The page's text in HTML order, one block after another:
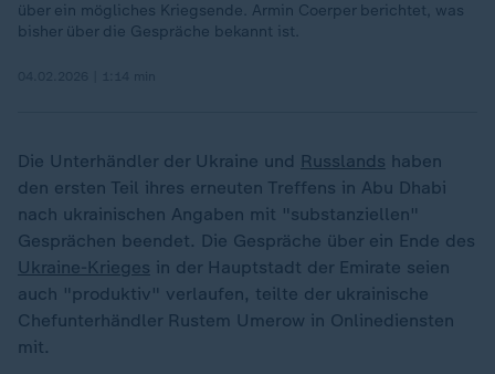
über ein mögliches Kriegsende. Armin Coerper berichtet, was
bisher über die Gespräche bekannt ist.
Die Unterhändler der Ukraine und Russlands haben
den ersten Teil ihres erneuten Treffens in Abu Dhabi
nach ukrainischen Angaben mit "substanziellen"
Gesprächen beendet. Die Gespräche über ein Ende des
Ukraine-Krieges in der Hauptstadt der Emirate seien
auch "produktiv" verlaufen, teilte der ukrainische
Chefunterhändler Rustem Umerow in Onlinediensten
mit.